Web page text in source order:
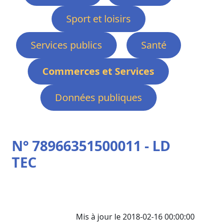
Sport et loisirs
Services publics
Santé
Commerces et Services
Données publiques
N° 78966351500011 - LD
TEC
Mis à jour le 2018-02-16 00:00:00